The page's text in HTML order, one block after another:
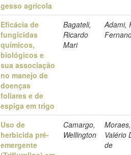
gesso agrícola
Eficácia de
fungicidas
químicos,
biológicos e
sua associação
no manejo de
doenças
foliares e de
espiga em trigo
Bagateli,
Ricardo
Mari
Adami,
Uso de
herbicida pré-
emergente
Camargo,
Wellington
Valério
de